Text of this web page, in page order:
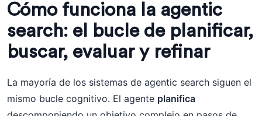
Cómo funciona la agentic
search: el bucle de planificar,
buscar, evaluar y refinar
La mayoría de los sistemas de agentic search siguen el
mismo bucle cognitivo. El agente planifica